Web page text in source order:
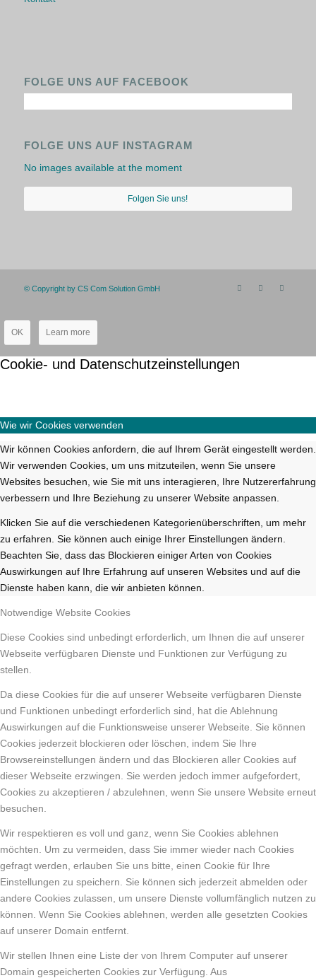
FOLGE UNS AUF FACEBOOK
FOLGE UNS AUF INSTAGRAM
No images available at the moment
Folgen Sie uns!
© Copyright by CS Com Solution GmbH
OK Learn more
Cookie- und Datenschutzeinstellungen
Wie wir Cookies verwenden
Wir können Cookies anfordern, die auf Ihrem Gerät eingestellt werden.
Wir verwenden Cookies, um uns mitzuteilen, wenn Sie unsere
Websites besuchen, wie Sie mit uns interagieren, Ihre Nutzererfahrung
verbessern und Ihre Beziehung zu unserer Website anpassen.
Klicken Sie auf die verschiedenen Kategorienüberschriften, um mehr
zu erfahren. Sie können auch einige Ihrer Einstellungen ändern.
Beachten Sie, dass das Blockieren einiger Arten von Cookies
Auswirkungen auf Ihre Erfahrung auf unseren Websites und auf die
Dienste haben kann, die wir anbieten können.
Notwendige Website Cookies
Diese Cookies sind unbedingt erforderlich, um Ihnen die auf unserer
Webseite verfügbaren Dienste und Funktionen zur Verfügung zu
stellen.
Da diese Cookies für die auf unserer Webseite verfügbaren Dienste
und Funktionen unbedingt erforderlich sind, hat die Ablehnung
Auswirkungen auf die Funktionsweise unserer Webseite. Sie können
Cookies jederzeit blockieren oder löschen, indem Sie Ihre
Browsereinstellungen ändern und das Blockieren aller Cookies auf
dieser Webseite erzwingen. Sie werden jedoch immer aufgefordert,
Cookies zu akzeptieren / abzulehnen, wenn Sie unsere Website erneut
besuchen.
Wir respektieren es voll und ganz, wenn Sie Cookies ablehnen
möchten. Um zu vermeiden, dass Sie immer wieder nach Cookies
gefragt werden, erlauben Sie uns bitte, einen Cookie für Ihre
Einstellungen zu speichern. Sie können sich jederzeit abmelden oder
andere Cookies zulassen, um unsere Dienste vollumfänglich nutzen zu
können. Wenn Sie Cookies ablehnen, werden alle gesetzten Cookies
auf unserer Domain entfernt.
Wir stellen Ihnen eine Liste der von Ihrem Computer auf unserer
Domain gespeicherten Cookies zur Verfügung. Aus